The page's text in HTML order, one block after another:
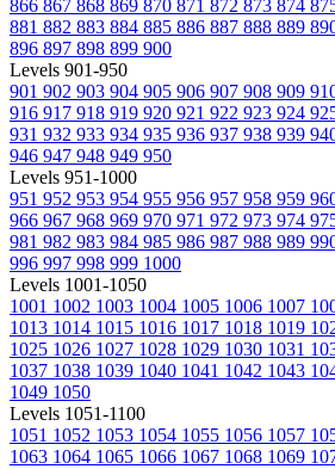
866 867 868 869 870 871 872 873 874
881 882 883 884 885 886 887 888 889
896 897 898 899 900
Levels 901-950
901 902 903 904 905 906 907 908 909
916 917 918 919 920 921 922 923 924
931 932 933 934 935 936 937 938 939
946 947 948 949 950
Levels 951-1000
951 952 953 954 955 956 957 958 959
966 967 968 969 970 971 972 973 974
981 982 983 984 985 986 987 988 989
996 997 998 999 1000
Levels 1001-1050
1001 1002 1003 1004 1005 1006 1007
1013 1014 1015 1016 1017 1018 1019
1025 1026 1027 1028 1029 1030 1031
1037 1038 1039 1040 1041 1042 1043
1049 1050
Levels 1051-1100
1051 1052 1053 1054 1055 1056 1057
1063 1064 1065 1066 1067 1068 1069